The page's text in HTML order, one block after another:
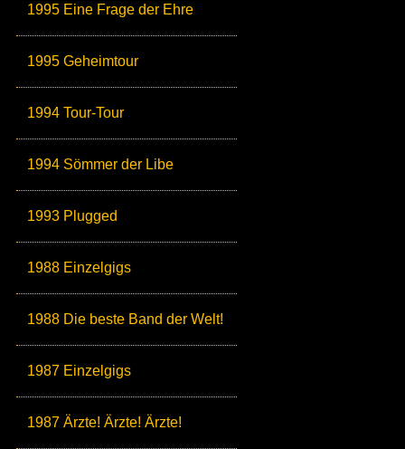
1995 Eine Frage der Ehre
1995 Geheimtour
1994 Tour-Tour
1994 Sömmer der Libe
1993 Plugged
1988 Einzelgigs
1988 Die beste Band der Welt!
1987 Einzelgigs
1987 Ärzte! Ärzte! Ärzte!